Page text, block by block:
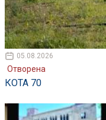
05.08.2026
Отворена
КОТА 70